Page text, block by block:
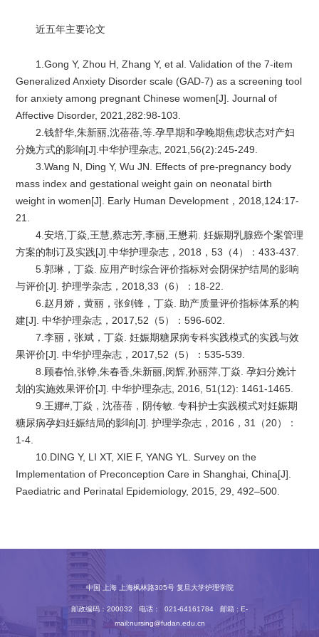
近五年主要论文
1.Gong Y, Zhou H, Zhang Y, et al. Validation of the 7-item
Generalized Anxiety Disorder scale (GAD-7) as a screening tool
for anxiety among pregnant Chinese women[J]. Journal of
Affective Disorder, 2021,282:98-103.
2.钱舒华,朱新丽,沈蓓蓓,等.孕早期和孕晚期焦虑状态对产妇
分娩方式的影响[J].中华护理杂志, 2021,56(2):245-249.
3.Wang N, Ding Y, Wu JN. Effects of pre-pregnancy body
mass index and gestational weight gain on neonatal birth
weight in women[J]. Early Human Development，2018,124:17-
21.
4.安培,丁焱,王慧,蔡志芳,李丽,王懋莉. 妊娠期乳腺癌个案管理
方案的制订及实践[J].中华护理杂志，2018，53（4）：433-437.
5.郭琳，丁焱. 应用产时综合评价指标对会阴保护结局的影响
与评价[J]. 护理学杂志，2018,33（6）：18-22.
6.赵月娇，黄丽，张剑锋，丁焱. 助产质量评价指标体系的构
建[J]. 中华护理杂志，2017,52（5）：596-602.
7.李丽，张斌，丁焱. 妊娠期糖尿病专科实践模式的实践与效
果评价[J]. 中华护理杂志，2017,52（5）：535-539.
8.顾春怡,张铮,朱春香,朱新丽,闵辉,孙丽萍,丁焱. 孕妇分娩计
划的实施效果评价[J]. 中华护理杂志, 2016, 51(12): 1461-1465.
9.王娜#,丁焱，沈蓓蓓，阴传敏. 专科护士实践模式对妊娠期
糖尿病孕妇妊娠结局的影响[J]. 护理学杂志，2016，31（20）：
1-4.
10.DING Y, LI XT, XIE F, YANG YL. Survey on the
Implementation of Preconception Care in Shanghai, China[J].
Paediatric and Perinatal Epidemiology, 2015, 29, 492–500.
中国 上海 上海枫林路305号 复旦大学护理学院
邮政编码：200032 电话： 021-64161784 邮箱 : E-
mail:nursing@fudan.edu.cn